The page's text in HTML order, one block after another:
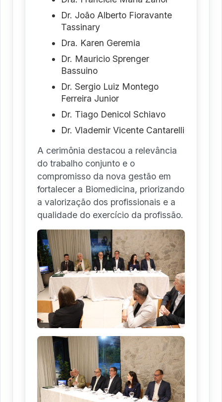
Dr. João Alberto Fioravante
Tassinary
Dra. Karen Geremia
Dr. Mauricio Sprenger
Bassuino
Dr. Sergio Luiz Montego
Ferreira Junior
Dr. Tiago Denicol Schiavo
Dr. Vlademir Vicente Cantarelli
A cerimônia destacou a relevância
do trabalho conjunto e o
compromisso da nova gestão em
fortalecer a Biomedicina, priorizando
a valorização dos profissionais e a
qualidade do exercício da profissão.